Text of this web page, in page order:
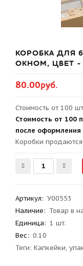
КОРОБКА ДЛЯ
ОКНОМ, ЦВЕТ -
80.00руб.
Стоимость от 100
Стоимость от 100
после оформления
Kоробки
Артикул: У00553
Наличие: Товар в
Единица: 1 шт.
Вес: 0.10
Теги: Капкейки,